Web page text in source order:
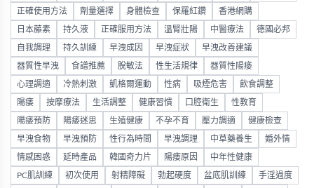
正確使用方法 劑量選擇 身體檢查 保羅紅鑽 香港網購
日本藤素 持久液 正確服用方法 溫腎壯陽 中醫療法 德國必邦
自我調理 持久訓練 早洩成因 早洩症狀 早洩改善建議
器質性早洩 食譜推薦 脫敏法 性生活規律 器質性陽痿
心理調適 冷熱刺激 凱格爾運動 性病 吸煙危害 飲食調整
陽痿 按摩療法 生活調整 健康習慣 口腔衛生 性教育
陽痿預防 陽痿迷思 生殖健康 不孕不育 壓力調適 健康檢查
早洩食物 早洩預防 性行為時間 早洩調理 中草藥養生 婚外情
情感困惑 延時產品 韓國奇力片 陽痿原因 中年性健康
PC肌訓練 初次使用 射精障礙 勃起硬度 盆底肌訓練 手淫過度